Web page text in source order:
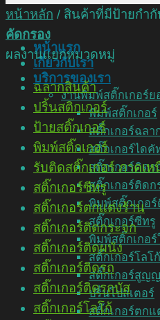
หน้าแรก
เกี่ยวกับเรา
บริการของเรา
งานพิมพ์สติ๊กเกอร์ย
พิมพ์สติ๊กเกอร์
สติ๊กเกอร์ฉลา
สติ๊กเกอร์ไดคั
สติ๊กเกอร์ติดร
สติ๊กเกอร์ติดก
พิมพ์สติ๊กเกอ
สติ๊กเกอร์ซีทรู
พิมพ์สติ๊กเกอร์
สติ๊กเกอร์โลโก้
สติ๊กเกอร์สูญ
ปริ้นโปสเตอร์
สติ๊กเกอร์ตกแ
หน้าหลัก / สินค้าที่มีป้ายกำกั
คัดกรอง
ผลงานแยกหมวดหมู่
ฉลากสินค้า
ปริ้นสติกเกอร์
ป้ายสติ๊กเกอร์
พิมพ์สติ๊กเกอร์
รับติดสติ๊กเกอร์ ภาคเห
สติ๊กเกอร์ซีทรู
สติ๊กเกอร์ตกแต่งร้าน
สติ๊กเกอร์ติดกระจก
สติ๊กเกอร์ติดผนัง
สติ๊กเกอร์ติดรถ
สติ๊กเกอร์ติดรถบัส
สติ๊กเกอร์โลโก้